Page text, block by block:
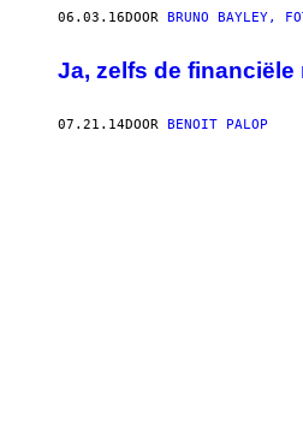
06.03.16DOOR BRUNO BAYLEY,
Ja, zelfs de
07.21.14DOOR BENOIT PALOP